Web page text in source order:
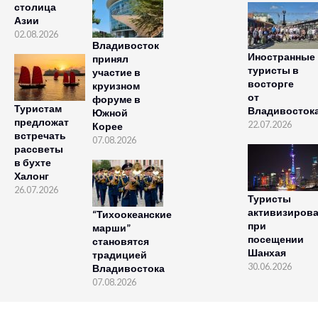
столица
Азии
02.08.2026
Туристам
предложат
встречать
рассветы
в бухте
Халонг
26.07.2026
Владивосток
принял
участие в
круизном
форуме в
Южной
Корее
07.08.2026
“Тихоокеанские
марши”
становятся
традицией
Владивостока
07.08.2026
Иностранные
туристы в
восторге
от
22.07.2026
Туристы
при
посещении
Шанхая
30.06.2026